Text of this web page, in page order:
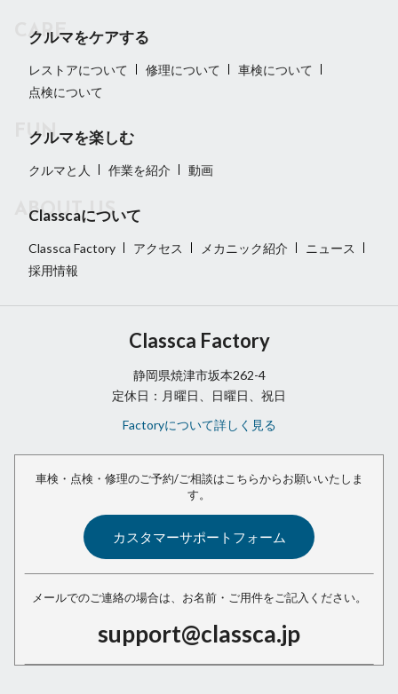
クルマをケアする
レストアについて 修理について
車検について
点検について
クルマを楽しむ
クルマと人 作業を紹介 動画
Classcaについて
Classca Factory アクセス メカニック紹介
ニュース
採用情報
Classca Factory
静岡県焼津市坂本262-4
定休日：月曜日、日曜日、祝日
Factoryについて詳しく見る
車検・点検・修理のご予約/ご相談は こちらからお願いいたしま
す。
カスタマーサポートフォーム
メールでのご連絡の場合は、 お名前・ご用件をご記入ください。
support@classca.jp